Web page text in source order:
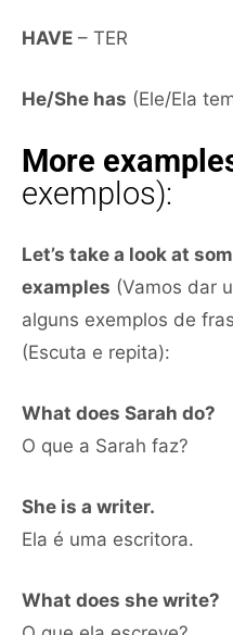
HAVE – TER
He/She has (Ele/Ela
More
exemplos):
Let’s take a look at
examples (Vamos dar
alguns exemplos de
(Escuta e repita):
What does Sarah do?
O que a Sarah faz?
She is a writer.
Ela é uma escritora.
What does she write?